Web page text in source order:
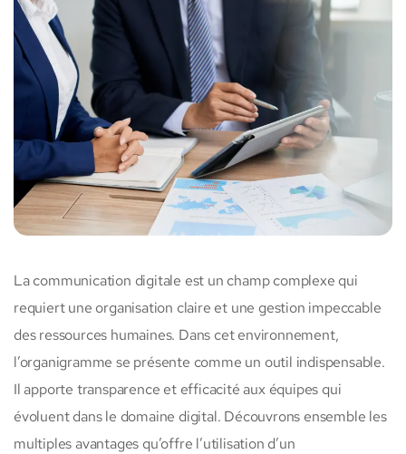
La communication digitale est un champ complexe qui
requiert une organisation claire et une gestion impeccable
des ressources humaines. Dans cet environnement,
l’organigramme se présente comme un outil indispensable.
Il apporte transparence et efficacité aux équipes qui
évoluent dans le domaine digital. Découvrons ensemble les
multiples avantages qu’offre l’utilisation d’un